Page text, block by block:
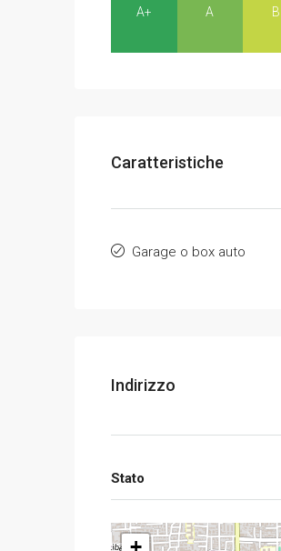
A+ A B
Caratteristiche
Garage o box auto
Indirizzo
Stato